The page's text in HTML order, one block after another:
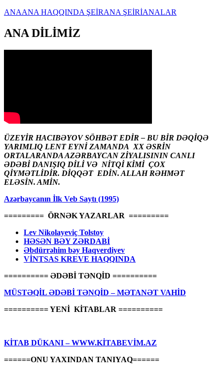
ANAANA HAQQINDA ŞEİRANA ŞEİRİANALAR
ANA DİLİMİZ
ÜZEYİR HACIBƏYOV SÖHBƏT EDİR – BU BİR DƏQİQƏ
YARIMLIQ LENT EYNİ ZAMANDA XX ƏSRİN
ORTALARANDA AZƏRBAYCAN ZİYALISININ CANLI
ƏDƏBİ DANIŞIQ DİLİ VƏ NİTQİ KİMİ ÇOX
QİYMƏTLİDİR. DİQQƏT EDİN. ALLAH RƏHMƏT
ELƏSİN. AMİN.
Azərbaycanın İlk Veb Saytı (1995)
========= ÖRNƏK YAZARLAR =========
Lev Nikolayeviç Tolstoy
HƏSƏN BƏY ZƏRDABİ
Əbdürrəhim bəy Haqverdiyev
VİNTSAS KREVE HAQQINDA
========== ƏDƏBİ TƏNQİD ==========
MÜSTƏQİL ƏDƏBİ TƏNQİD – MƏTANƏT VAHİD
========== YENİ KİTABLAR ==========
KİTAB DÜKANI – WWW.KİTABEVİM.AZ
======ONU YAXINDAN TANIYAQ======